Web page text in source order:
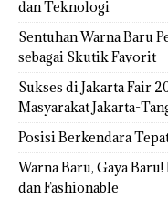
dan Teknologi
Sentuhan Warna Baru
sebagai Skutik Favorit
Sukses di Jakarta Fair
Masyarakat Jakarta-
Posisi Berkendara
Warna Baru, Gaya
dan Fashionable